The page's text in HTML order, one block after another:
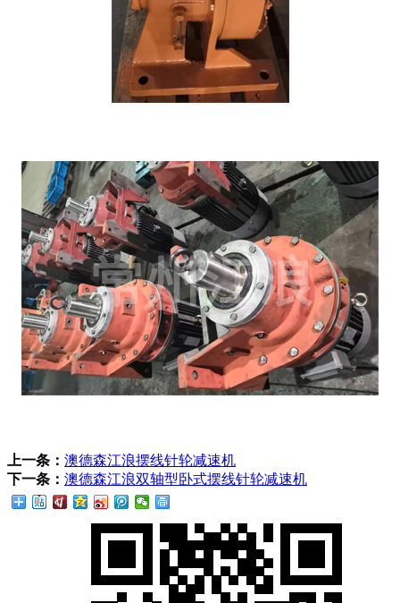
上一条： 澳德森江浪摆线针轮减速机
下一条： 澳德森江浪双轴型卧式摆线针轮减速机